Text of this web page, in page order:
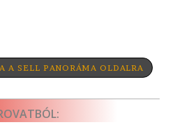
A SELL PANORÁMA OLDALRA